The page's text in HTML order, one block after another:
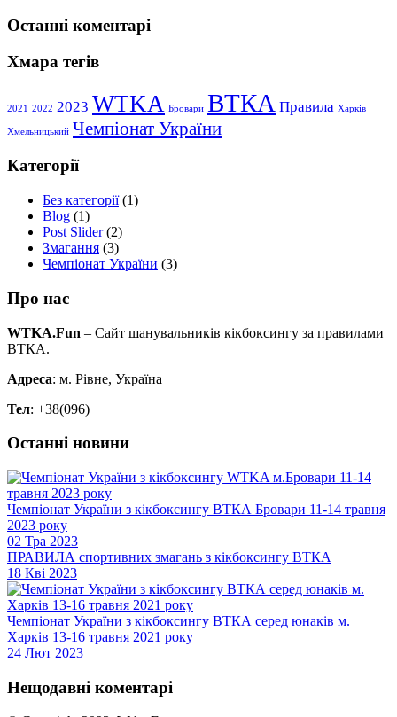
Останні коментарі
Хмара тегів
2021 2022 2023 WTKA Бровари ВТКА Правила Харків
Хмельницький Чемпіонат України
Категорії
Без категорії(1)
Blog (1)
Post Slider(2)
Змагання (3)
Чемпіонат України (3)
Про нас
WTKA.Fun – Сайт шанувальників кікбоксингу за правилами
ВТКА.
Адреса: м. Рівне, Україна
Тел: +38(096)
Останні новини
Чемпіонат України з кікбоксингу ВТКА Бровари 11-14 травня
2023 року
02 Тра 2023
ПРАВИЛА спортивних змагань з кікбоксингу ВТКА
18 Кві 2023
Чемпіонат України з кікбоксингу ВТКА серед юнаків м.
Харків 13-16 травня 2021 року
24 Лют 2023
Нещодавні коментарі